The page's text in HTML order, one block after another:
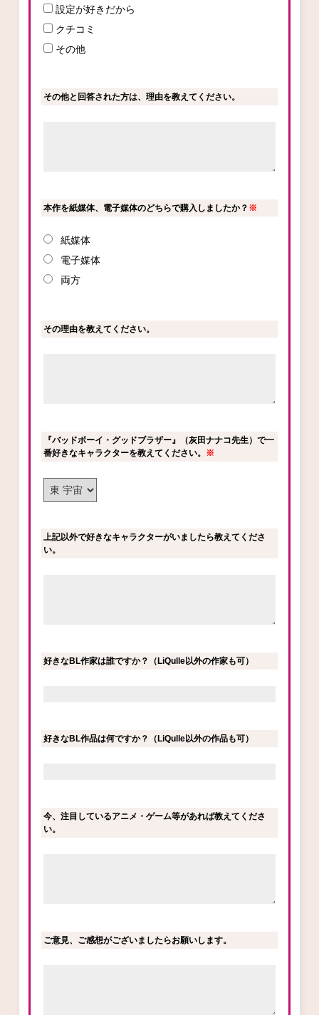
設定が好きだから
クチコミ
その他
その他と回答された方は、理由を教えてください。
本作を紙媒体、電子媒体のどちらで購入しましたか？ ※
紙媒体
電子媒体
両方
その理由を教えてください。
『バッドボーイ・グッドブラザー』（灰田ナナコ先生）で一
番好きなキャラクターを教えてください。 ※
上記以外で好きなキャラクターがいましたら教えてくださ
い。
好きなBL作家は誰ですか？（LiQulle以外の作家も可）
好きなBL作品は何ですか？（LiQulle以外の作品も可）
今、注目しているアニメ・ゲーム等があれば教えてくださ
い。
ご意見、ご感想がございましたらお願いします。